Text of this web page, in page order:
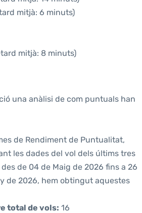
mitjà: 6 minuts)
mitjà: 8 minuts)
una anàlisi de com puntuals han
de Rendiment de Puntualitat,
les dades del vol dels últims tres
des de 04 de Maig de 2026 fins a 26
de 2026, hem obtingut aquestes
total de vols: 16